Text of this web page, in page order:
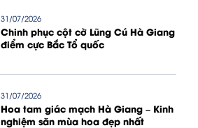
31/07/2026
Chinh phục cột cờ Lũng Cú Hà Giang
điểm cực Bắc Tổ quốc
31/07/2026
Hoa tam giác mạch Hà Giang – Kinh
nghiệm săn mùa hoa đẹp nhất